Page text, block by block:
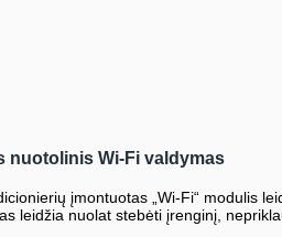
nuotolinis Wi-Fi valdymas
įmontuotas „Wi-Fi“ modulis
leidžia nuolat stebėti įrenginį,